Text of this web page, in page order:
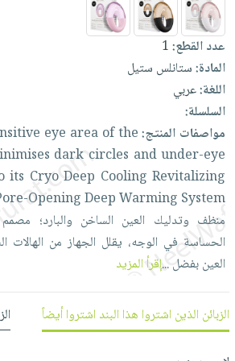
العناية
بالأسنان
الحمية
والتغذية
أدوات
المائدة
الأوعية
والتخزين
أدوات
المطبخ
الأكثر
مبيعاً
العودة
للمدارس
اكسسوارات
كتب
اكسسوارات
منزلية
اكسسوارات
ملابس
مطرزات
حقائب
حلي
عناية
شحن
مجاني
بنود
مختارة
اشتراكات
كل
الاشتراكات
صندوق
القراءة
iKitab
بلا
حدود
بحث
متقدم
نيل
وفرات
عن
الشركة
سياسة
الشركة
حسابك
لائحة
الأمنيات
عدد القطع:1
المادة:ستانلس ستيل
اللغة:عربي
السلسلة:
مواصفات المنتج:
eye area ofthe
dark circles andunder-eye
its CryoDeep CoolingRevitalizing
OpeningDeepWarming System.
منظف وتدليك العين الساخن والبارد؛
الحساسة في الوجه، يقلل الجهاز من الهالات
العينبفضل...إقرأ المزيد
الزبائن الذين اشتروا هذا البند اشتروا أيضاً